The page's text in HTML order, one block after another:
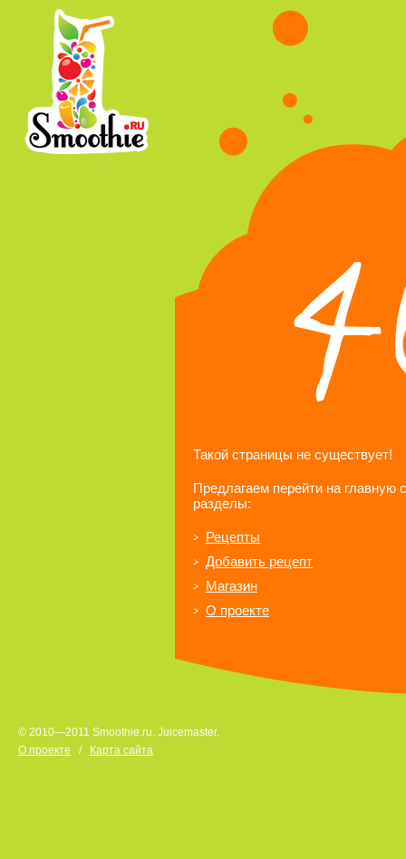
Такой страницы не существует!
Предлагаем перейти на
разделы:
Рецепты
Добавить рецепт
Магазин
О проекте
© 2010—2011 Smoothie.ru. Juicemaster.
О проекте / Карта сайта